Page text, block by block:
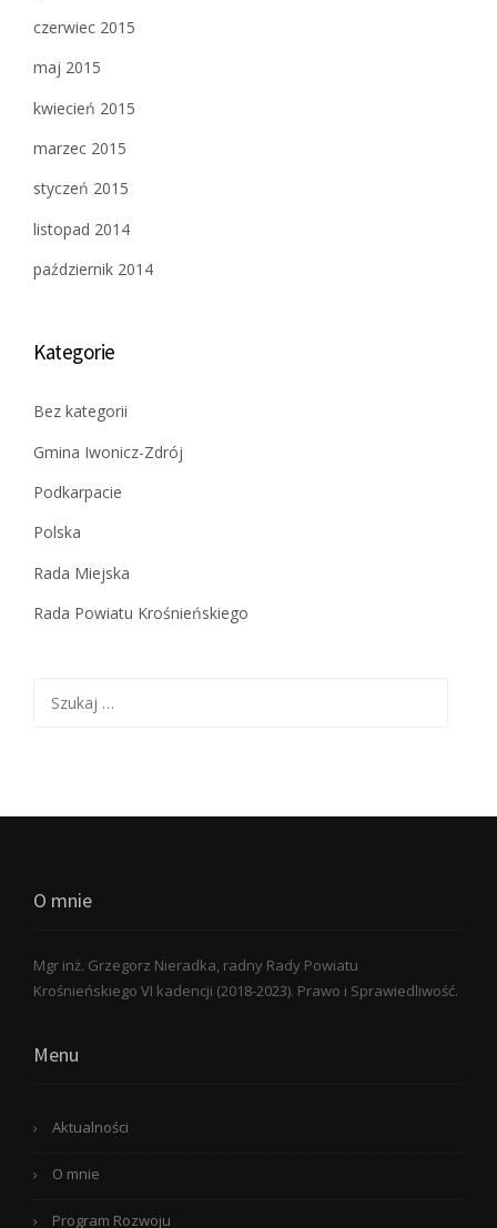
czerwiec 2015
maj 2015
kwiecień 2015
marzec 2015
styczeń 2015
listopad 2014
październik 2014
Kategorie
Bez kategorii
Gmina Iwonicz-Zdrój
Podkarpacie
Polska
Rada Miejska
Rada Powiatu Krośnieńskiego
O mnie
Mgr inż. Grzegorz Nieradka, radny Rady Powiatu
Krośnieńskiego VI kadencji (2018-2023). Prawo i Sprawiedliwość.
Menu
Aktualności
O mnie
Program Rozwoju